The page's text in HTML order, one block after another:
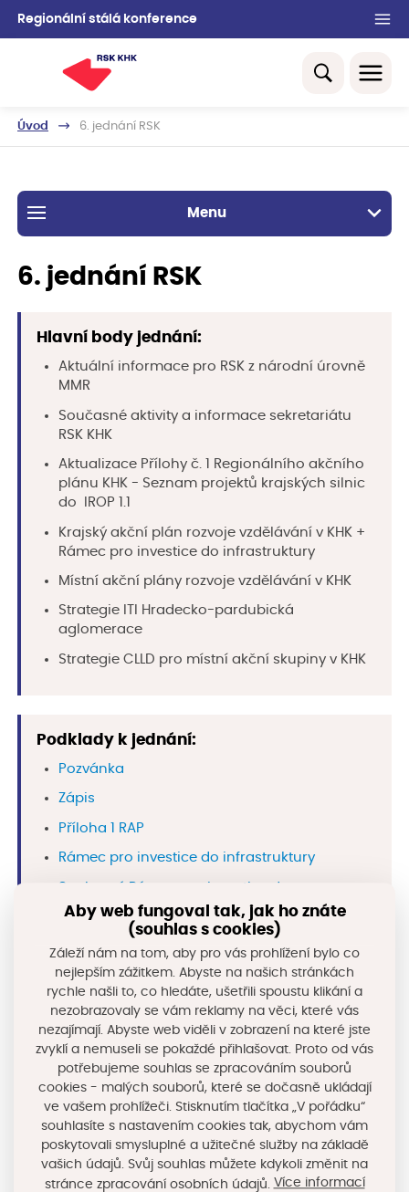
Regionální stálá konference
Úvod 6. jednání RSK
Menu
6. jednání RSK
Hlavní body jednání:
Aktuální informace pro RSK z národní úrovně
MMR
Současné aktivity a informace sekretariátu
RSK KHK
Aktualizace Přílohy č. 1 Regionálního akčního
plánu KHK - Seznam projektů krajských silnic
do IROP 1.1
Krajský akční plán rozvoje vzdělávání v KHK +
Rámec pro investice do infrastruktury
Místní akční plány rozvoje vzdělávání v KHK
Strategie ITI Hradecko-pardubická
aglomerace
Strategie CLLD pro místní akční skupiny v KHK
Podklady k jednání:
Pozvánka
Zápis
Příloha 1 RAP
Rámec pro investice do infrastruktury
Souhrnný Rámec pro investice do
infrastruktury
Prezentace z jednání:
Prezentace CIRI
Prezentace MMR
Prezentace ITI
Sdílejte na sociálních sítích
Aby web fungoval tak, jak ho znáte
(souhlas s cookies)
Záleží nám na tom, aby pro vás prohlížení bylo co
nejlepším zážitkem. Abyste na našich stránkách
rychle našli to, co hledáte, ušetřili spoustu klikání a
nezobrazovaly se vám reklamy na věci, které vás
nezajímají. Abyste web viděli v zobrazení na které jste
zvyklí a nemuseli se pokaždé přihlašovat. Proto od vás
potřebujeme souhlas se zpracováním souborů
cookies - malých souborů, které se dočasně ukládají
ve vašem prohlížeči. Stisknutím tlačítka „V pořádku“
souhlasíte s nastavením cookies tak, abychom vám
poskytovali smysluplné a užitečné služby na základě
vašich údajů. Svůj souhlas můžete kdykoli změnit na
stránce zpracování osobních údajů. Více informací